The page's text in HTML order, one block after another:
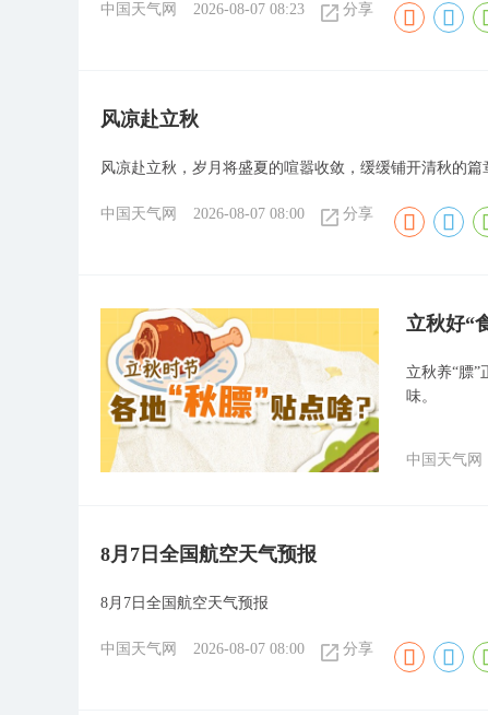
中国天气网 2026-08-07 08:23 分享
风凉赴立秋
风凉赴立秋，岁月将盛夏的喧嚣收敛，缓缓铺开清秋的篇
中国天气网 2026-08-07 08:00 分享
立秋好“
立秋养“膘”
味。
中国天气网
8月7日全国航空天气预报
8月7日全国航空天气预报
中国天气网 2026-08-07 08:00 分享